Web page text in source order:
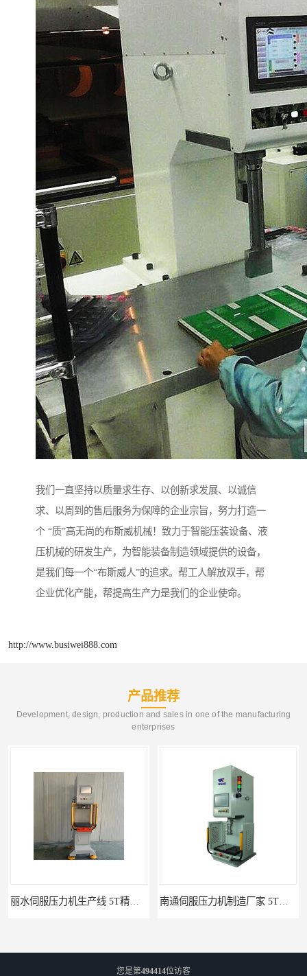
我们一直坚持以质量求生存、以创新求发展、以诚信
求、以周到的售后服务为保障的企业宗旨，努力打造一
个 “质”高无尚的布斯威机械！致力于智能压装设备、液
压机械的研发生产，为智能装备制造领域提供的设备，
是我们每一个“布斯威人”的追求。帮工人解放双手，帮
企业优化产能，帮提高生产力是我们的企业使命。
http://www.busiwei888.com
产品推荐
Development, design, production and sales in one of the manufacturing
enterprises
您是第494414位访客